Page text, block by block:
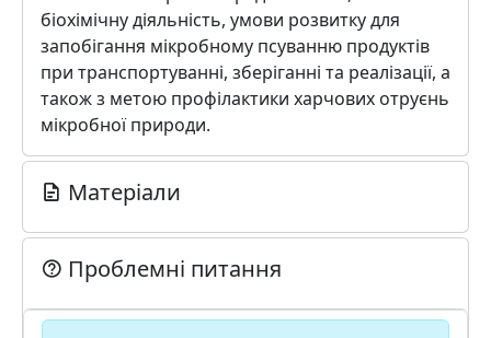
біохімічну діяльність, умови розвитку для
запобігання мікробному псуванню продуктів
при транспортуванні, зберіганні та реалізації, а
також з метою профілактики харчових отруєнь
мікробної природи.
Матеріали
Проблемні питання